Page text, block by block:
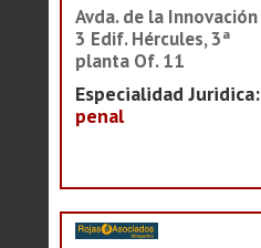
Avda. de la Innovación
3 Edif. Hércules, 3ª
planta Of. 11
Especialidad Juridica:
penal